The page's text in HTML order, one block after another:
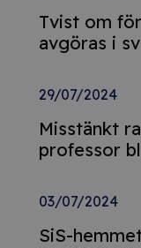
Tvist om
avgöras i
29/07/2024
Misstänkt
professor
03/07/2024
SiS-